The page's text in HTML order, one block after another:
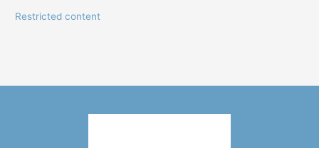
Restricted content